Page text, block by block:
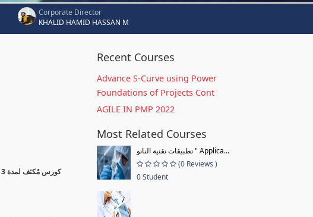
Corporate Director
KHALID HAMID HASSAN M
Recent Courses
Advance S-Curve using Power
Foundations of Projects Cont
AGILE IN PMP 2022
Most Related Courses
تطبيقات تقنية النانو " Applica...
(0 Reviews )
0 Student